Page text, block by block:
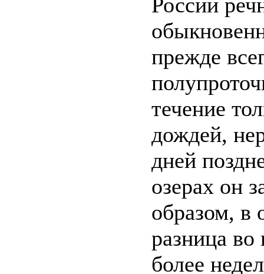
прежде
течение
дождей,
дней
озерах он
образом, в
разница
более